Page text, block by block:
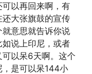
以再回来啊，有
大张旗鼓的宣传
意思就告诉你说
说上印尼，或者
可以呆6天啊。这个
是可以呆144小